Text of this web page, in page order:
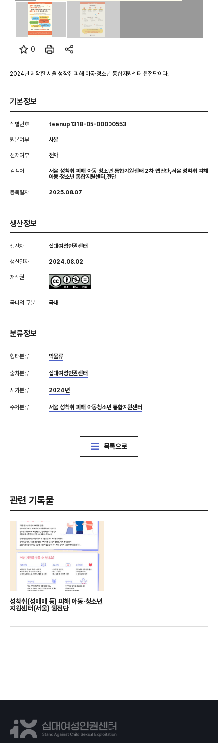
0
2024년 제작한 서울 성착취 피해 아동·청소년 통합지원센터 웹전단이다.
기본정보
식별번호 teenup1318-05-00000553
원본여부 사본
전자여부 전자
검색어
서울 성착취 피해 아동·청소년 통합지원센터 2차 웹전단,서울 성착취 피해
아동·청소년 통합지원센터,전단
등록일자 2025.08.07
생산정보
생산자 십대여성인권센터
생산일자 2024.08.02
저작권
국내외 구분 국내
분류정보
형태분류 박물류
출처분류 십대여성인권센터
시기분류 2024년
주제분류 서울 성착취 피해 아동청소년 통합지원센터
목록으로
관련 기록물
성착취(성매매 등) 피해 아동·청소년
지원센터(서울) 웹전단